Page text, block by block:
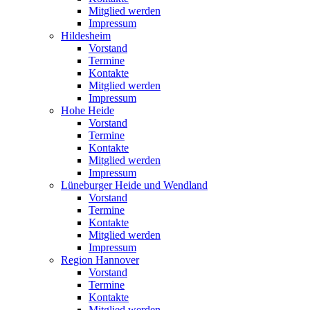
Mitglied werden
Impressum
Hildesheim
Vorstand
Termine
Kontakte
Mitglied werden
Impressum
Hohe Heide
Vorstand
Termine
Kontakte
Mitglied werden
Impressum
Lüneburger Heide und Wendland
Vorstand
Termine
Kontakte
Mitglied werden
Impressum
Region Hannover
Vorstand
Termine
Kontakte